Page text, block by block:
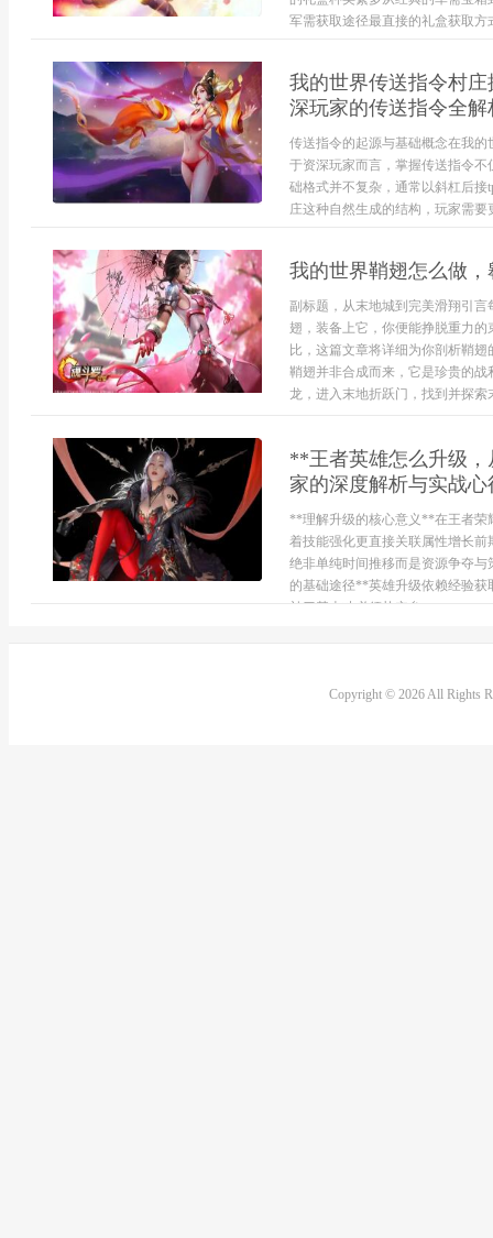
军需获取途径最直接的礼盒获取
我的世界传送指令村
深玩家的传送指令全
传送指令的起源与基础概念在我
于资深玩家而言，掌握传送指令
础格式并不复杂，通常以斜杠后
庄这种自然生成的结构，玩家需要
我的世界鞘翅怎么做
副标题，从末地城到完美滑翔引
翅，装备上它，你便能挣脱重力
比，这篇文章将详细为你剖析鞘
鞘翅并非合成而来，它是珍贵的
龙，进入末地折跃门，找到并探索
**王者英雄怎么升级
家的深度解析与实战
**理解升级的核心意义**在王者荣
着技能强化更直接关联属性增长
绝非单纯时间推移而是资源争夺
的基础途径**英雄升级依赖经验
补刀基本功必须扎实参...
Copyright © 2026 All Rights